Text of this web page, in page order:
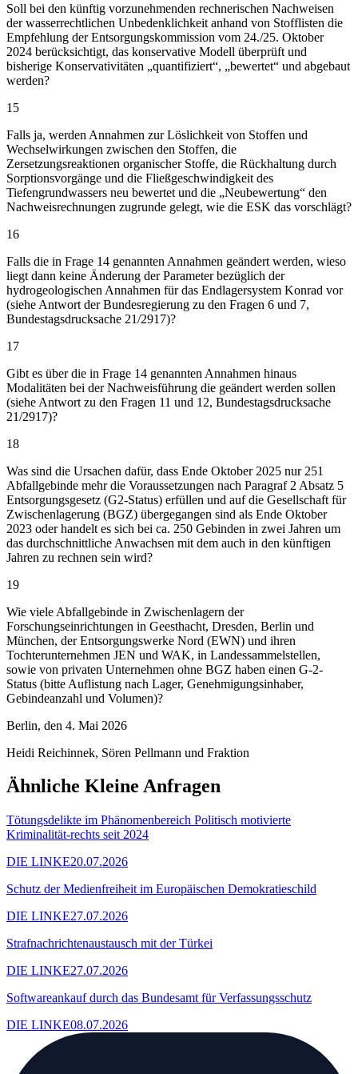
Soll bei den künftig vorzunehmenden rechnerischen Nachweisen
der wasserrechtlichen Unbedenklichkeit anhand von Stofflisten die
Empfehlung der Entsorgungskommission vom 24./25. Oktober
2024 berücksichtigt, das konservative Modell überprüft und
bisherige Konservativitäten „quantifiziert“, „bewertet“ und abgebaut
werden?
15
Falls ja, werden Annahmen zur Löslichkeit von Stoffen und
Wechselwirkungen zwischen den Stoffen, die
Zersetzungsreaktionen organischer Stoffe, die Rückhaltung durch
Sorptionsvorgänge und die Fließgeschwindigkeit des
Tiefengrundwassers neu bewertet und die „Neubewertung“ den
Nachweisrechnungen zugrunde gelegt, wie die ESK das vorschlägt?
16
Falls die in Frage 14 genannten Annahmen geändert werden, wieso
liegt dann keine Änderung der Parameter bezüglich der
hydrogeologischen Annahmen für das Endlagersystem Konrad vor
(siehe Antwort der Bundesregierung zu den Fragen 6 und 7,
Bundestagsdrucksache 21/2917)?
17
Gibt es über die in Frage 14 genannten Annahmen hinaus
Modalitäten bei der Nachweisführung die geändert werden sollen
(siehe Antwort zu den Fragen 11 und 12, Bundestagsdrucksache
21/2917)?
18
Was sind die Ursachen dafür, dass Ende Oktober 2025 nur 251
Abfallgebinde mehr die Voraussetzungen nach Paragraf 2 Absatz 5
Entsorgungsgesetz (G2‑Status) erfüllen und auf die Gesellschaft für
Zwischenlagerung (BGZ) übergegangen sind als Ende Oktober
2023 oder handelt es sich bei ca. 250 Gebinden in zwei Jahren um
das durchschnittliche Anwachsen mit dem auch in den künftigen
Jahren zu rechnen sein wird?
19
Wie viele Abfallgebinde in Zwischenlagern der
Forschungseinrichtungen in Geesthacht, Dresden, Berlin und
München, der Entsorgungswerke Nord (EWN) und ihren
Tochterunternehmen JEN und WAK, in Landessammelstellen,
sowie von privaten Unternehmen ohne BGZ haben einen G‑2-
Status (bitte Auflistung nach Lager, Genehmigungsinhaber,
Gebindeanzahl und Volumen)?
Berlin, den 4. Mai 2026
Heidi Reichinnek, Sören Pellmann und Fraktion
Ähnliche Kleine Anfragen
Tötungsdelikte im Phänomenbereich Politisch motivierte
Kriminalität-rechts seit 2024
DIE LINKE20.07.2026
Schutz der Medienfreiheit im Europäischen Demokratieschild
DIE LINKE27.07.2026
Strafnachrichtenaustausch mit der Türkei
DIE LINKE27.07.2026
Softwareankauf durch das Bundesamt für Verfassungsschutz
DIE LINKE08.07.2026